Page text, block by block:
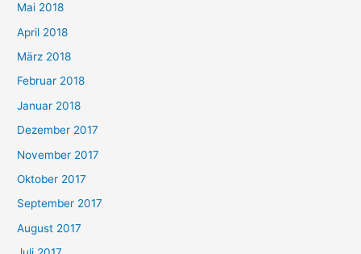
Mai 2018
April 2018
März 2018
Februar 2018
Januar 2018
Dezember 2017
November 2017
Oktober 2017
September 2017
August 2017